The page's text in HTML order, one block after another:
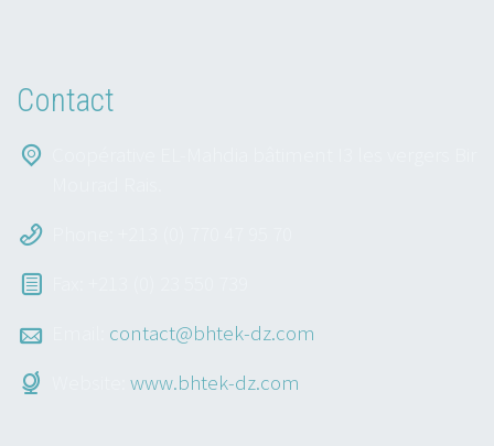
Contact
contact@bhtek-dz.com
www.bhtek-dz.com